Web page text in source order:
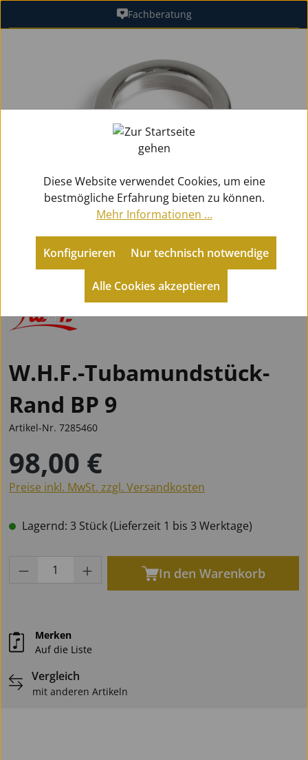
Zum Hauptinhalt springenFachberatung
Mundstücke Blech
W.H.F.-Tubamundstück-
Rand BP 9
Artikel-Nr. 7285460
Regulärer Preis:
98,00 €
Preise inkl. MwSt. zzgl. Versandkosten
Lagernd: 3 Stück (Lieferzeit 1 bis 3 Werktage)
Produkt Anzahl: Gib den gewünschten
In den Warenkorb
Merken
Auf die Liste
Vergleich
mit anderen Artikeln
Diese Website verwendet Cookies, um eine
bestmögliche Erfahrung bieten zu können.
Mehr Informationen ...
Konfigurieren
Alle Cookies akzeptieren
Nur technisch notwendige